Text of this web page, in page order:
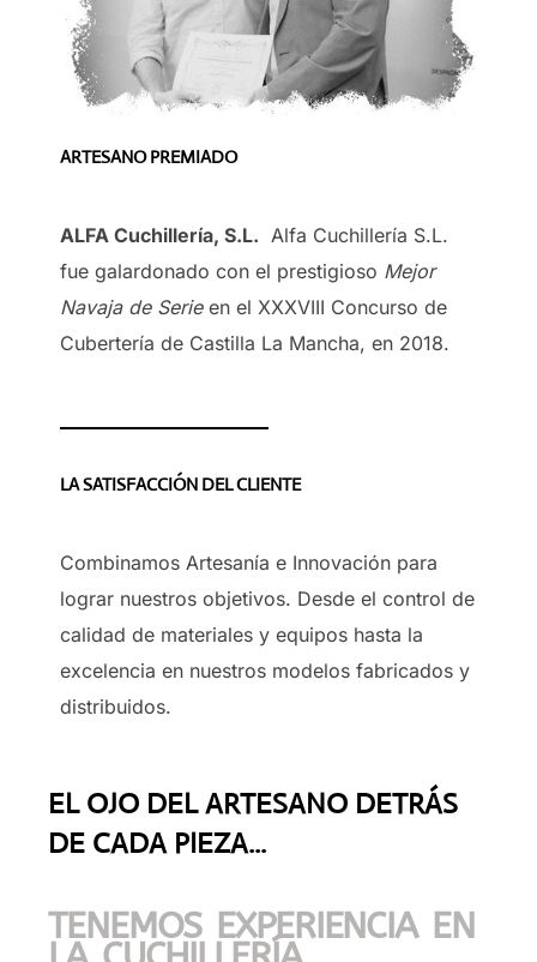
ARTESANO PREMIADO
ALFA Cuchillería, S.L. Alfa Cuchillería S.L.
fue galardonado con el prestigioso Mejor
Navaja de Serieen el XXXVIII Concurso de
Cubertería de Castilla La Mancha, en 2018.
LA SATISFACCIÓN DEL CLIENTE
Combinamos Artesanía e Innovación para
lograr nuestros objetivos. Desde el control de
calidad de materiales y equipos hasta la
excelencia en nuestros modelos fabricados y
distribuidos.
EL OJO DEL ARTESANO DETRÁS
DE CADA PIEZA...
TENEMOS EXPERIENCIA EN